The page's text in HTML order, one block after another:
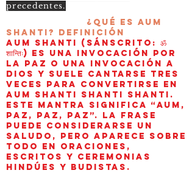
precedentes.
¿Qué es AUM
Shanti? Definición
AUM Shanti (sánscrito: ॐ
शान्तिः) es una invocación por
la paz o una invocación a
Dios y suele cantarse tres
veces para convertirse en
aum shanti shanti shanti.
Este mantra significa “AUM,
paz, paz, paz”. La frase
puede considerarse un
saludo, pero aparece sobre
todo en oraciones,
escritos y ceremonias
hindúes y budistas.